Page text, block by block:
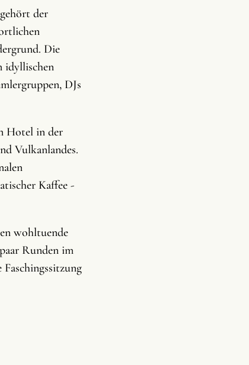
der
Die
idyllischen
DJs
Hotel in der
Vulkanlandes.
Kaffee -
wohltuende
Runden im